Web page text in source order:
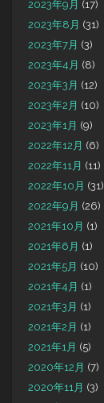
2023年9月 (17)
2023年8月 (31)
2023年7月 (3)
2023年4月 (8)
2023年3月 (12)
2023年2月 (10)
2023年1月 (9)
2022年12月 (6)
2022年11月 (11)
2022年10月 (31)
2022年9月 (26)
2021年10月 (1)
2021年6月 (1)
2021年5月 (10)
2021年4月 (1)
2021年3月 (1)
2021年2月 (1)
2021年1月 (5)
2020年12月 (7)
2020年11月 (3)